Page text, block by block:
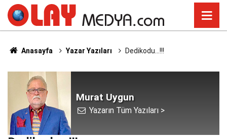
Anasayfa Yazar Yazıları Dedikodu…!!!
Murat Uygun
Yazarın Tüm Yazıları >